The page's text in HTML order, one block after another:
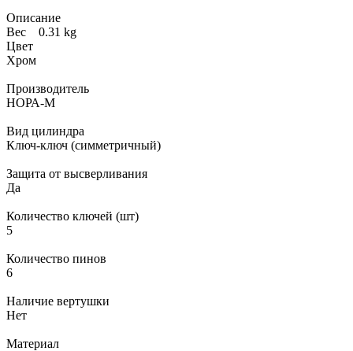
Описание
Вес 0.31 kg
Цвет
Хром
Производитель
НОРА-М
Вид цилиндра
Ключ-ключ (симметричный)
Защита от высверливания
Да
Количество ключей (шт)
5
Количество пинов
6
Наличие вертушки
Нет
Материал